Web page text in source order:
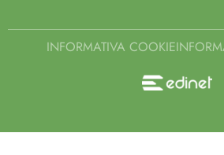
INFORMATIVA COOKIE